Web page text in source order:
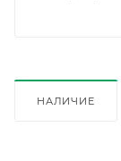
НАЛИЧИЕ